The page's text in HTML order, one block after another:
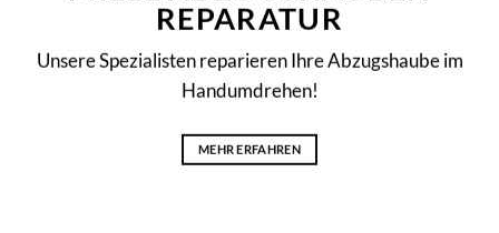
Unsere Spezialisten reparieren Ihre Abzugshaube im
Handumdrehen!